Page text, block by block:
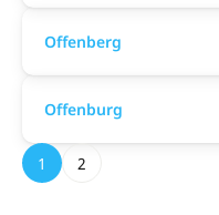
Offenberg
Offenburg
1 2